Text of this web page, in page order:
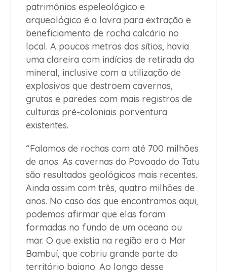
patrimônios espeleológico e
arqueológico é a lavra para extração e
beneficiamento de rocha calcária no
local. A poucos metros dos sítios, havia
uma clareira com indícios de retirada do
mineral, inclusive com a utilização de
explosivos que destroem cavernas,
grutas e paredes com mais registros de
culturas pré-coloniais porventura
existentes.
“Falamos de rochas com até 700 milhões
de anos. As cavernas do Povoado do Tatu
são resultados geológicos mais recentes.
Ainda assim com três, quatro milhões de
anos. No caso das que encontramos aqui,
podemos afirmar que elas foram
formadas no fundo de um oceano ou
mar. O que existia na região era o Mar
Bambuí, que cobriu grande parte do
território baiano. Ao longo desse